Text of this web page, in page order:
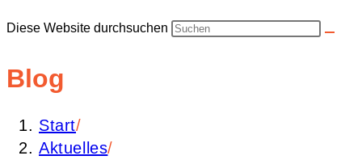
Diese Website durchsuchen
Blog
Start/
Aktuelles/